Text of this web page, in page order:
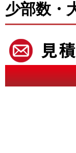
少部数・